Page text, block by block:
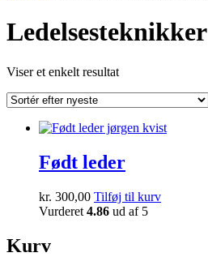
Ledelsesteknikker
Viser et enkelt resultat
Født leder
kr. 300,00 Tilføj til kurv
Vurderet 4.86 ud af 5
Kurv